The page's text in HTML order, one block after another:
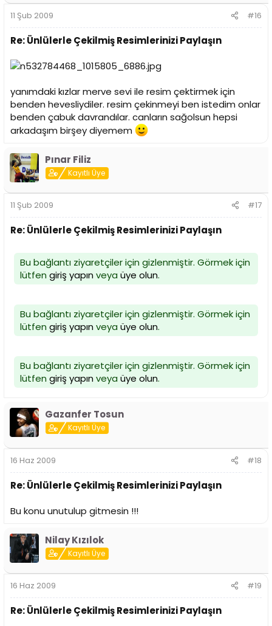
11 Şub 2009 #16
Re: Ünlülerle Çekilmiş Resimlerinizi Paylaşın
yanımdaki kızlar merve sevi ile resim çektirmek için
benden hevesliydiler. resim çekinmeyi ben istedim onlar
benden çabuk davrandılar. canların sağolsun hepsi
arkadaşım birşey diyemem
Pınar Filiz
Kayıtlı Üye
11 Şub 2009 #17
Re: Ünlülerle Çekilmiş Resimlerinizi Paylaşın
Bu bağlantı ziyaretçiler için gizlenmiştir. Görmek için
lütfen giriş yapınveya üye olun.
Bu bağlantı ziyaretçiler için gizlenmiştir. Görmek için
lütfen giriş yapınveya üye olun.
Bu bağlantı ziyaretçiler için gizlenmiştir. Görmek için
lütfen giriş yapınveya üye olun.
Gazanfer Tosun
Kayıtlı Üye
16 Haz 2009 #18
Re: Ünlülerle Çekilmiş Resimlerinizi Paylaşın
Bu konu unutulup gitmesin !!!
Nilay Kızılok
Kayıtlı Üye
16 Haz 2009 #19
Re: Ünlülerle Çekilmiş Resimlerinizi Paylaşın